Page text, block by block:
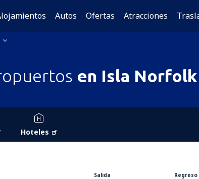
Autos Ofertas Atracciones
en Isla Norfolk
Hoteles
Salida Regreso